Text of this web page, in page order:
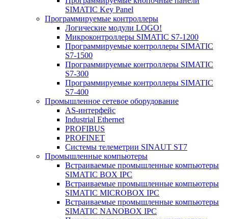
SIMATIC Key Panel
Программируемые контроллеры
Логические модули LOGO!
Микроконтроллеры SIMATIC S7-1200
Программируемые контроллеры SIMATIC
S7-1500
Программируемые контроллеры SIMATIC
S7-300
Программируемые контроллеры SIMATIC
S7-400
Промышленное сетевое оборудование
AS-интерфейс
Industrial Ethernet
PROFIBUS
PROFINET
Системы телеметрии SINAUT ST7
Промышленные компьютеры
Встраиваемые промышленные компьютеры
SIMATIC BOX IPC
Встраиваемые промышленные компьютеры
SIMATIC MICROBOX IPC
Встраиваемые промышленные компьютеры
SIMATIC NANOBOX IPC